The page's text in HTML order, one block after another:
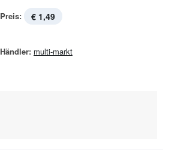
Preis: € 1,49
Händler: multi-markt